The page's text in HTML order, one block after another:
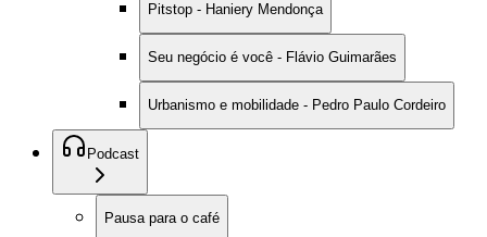
Pitstop - Haniery Mendonça
Seu negócio é você - Flávio Guimarães
Urbanismo e mobilidade - Pedro Paulo Cordeiro
Podcast
Pausa para o café